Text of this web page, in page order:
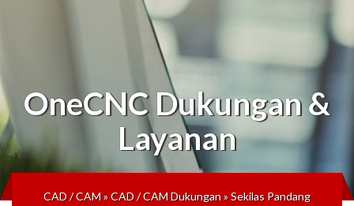
OneCNCDukungan &
Layanan
CAD / CAM»CAD / CAM Dukungan»Sekilas Pandang